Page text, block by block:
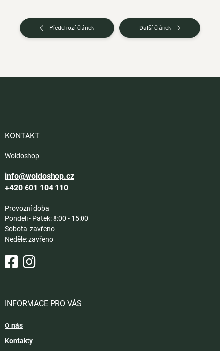
Předchozí článek Další článek
KONTAKT
Woldoshop
info@woldoshop.cz
+420 601 104 110
Provozní doba
Pondělí - Pátek: 8:00 - 15:00
Sobota: zavřeno
Neděle: zavřeno
INFORMACE PRO VÁS
O nás
Kontakty